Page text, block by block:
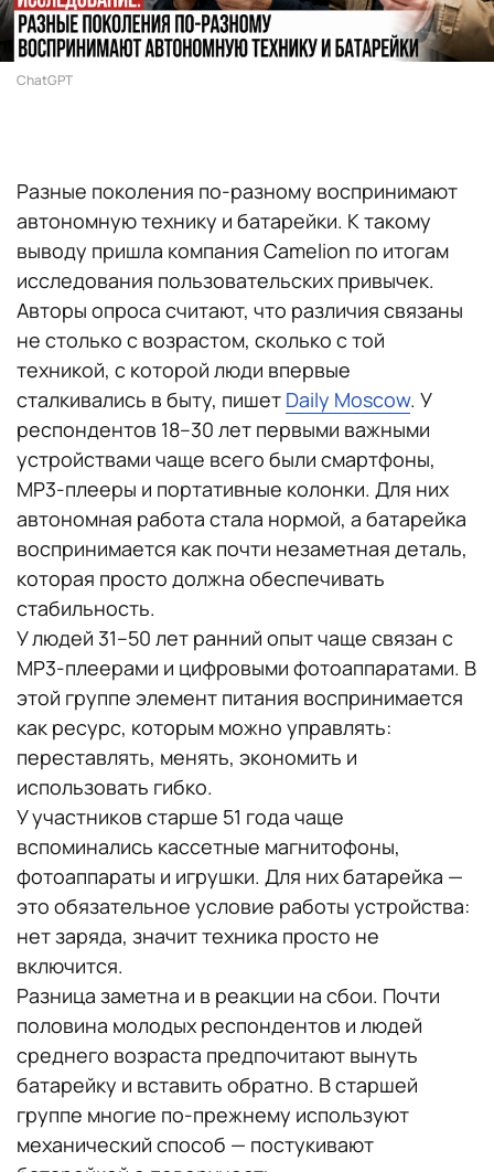
ChatGPT
Разные поколения по-разному воспринимают
автономную технику и батарейки. К такому
выводу пришла компания Camelion по итогам
исследования пользовательских привычек.
Авторы опроса считают, что различия связаны
не столько с возрастом, сколько с той
техникой, с которой люди впервые
сталкивались в быту, пишет Daily Moscow. У
респондентов 18–30 лет первыми важными
устройствами чаще всего были смартфоны,
MP3-плееры и портативные колонки. Для них
автономная работа стала нормой, а батарейка
воспринимается как почти незаметная деталь,
которая просто должна обеспечивать
стабильность.
У людей 31–50 лет ранний опыт чаще связан с
MP3-плеерами и цифровыми фотоаппаратами. В
этой группе элемент питания воспринимается
как ресурс, которым можно управлять:
переставлять, менять, экономить и
использовать гибко.
У участников старше 51 года чаще
вспоминались кассетные магнитофоны,
фотоаппараты и игрушки. Для них батарейка —
это обязательное условие работы устройства:
нет заряда, значит техника просто не
включится.
Разница заметна и в реакции на сбои. Почти
половина молодых респондентов и людей
среднего возраста предпочитают вынуть
батарейку и вставить обратно. В старшей
группе многие по-прежнему используют
механический способ — постукивают